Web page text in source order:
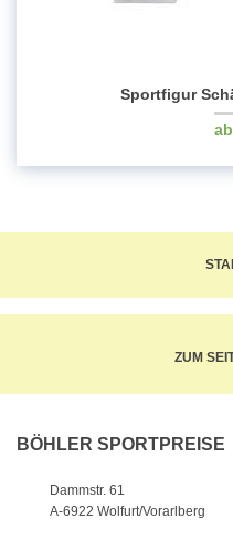
Sportfigur
ZUM
BÖHLER SPORTPREISE
Dammstr. 61
A-6922 Wolfurt/Vorarlberg